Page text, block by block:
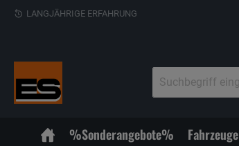
LANGJÄHRIGE ERFAHRUNG
%Sonderangebote% Fahrzeuge